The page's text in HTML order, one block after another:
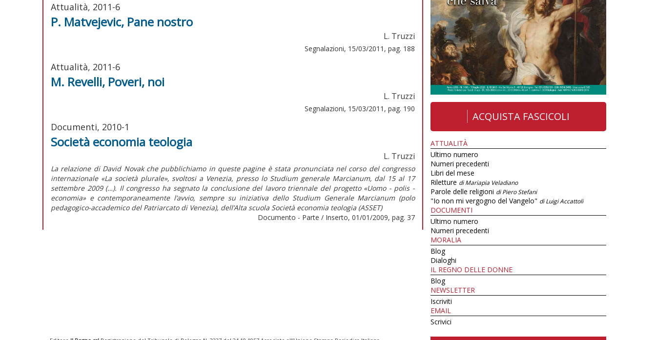
Attualità, 2011-6
P. Matvejevic, Pane nostro
L. Truzzi
Segnalazioni, 15/03/2011, pag. 188
Attualità, 2011-6
M. Revelli, Poveri, noi
L. Truzzi
Segnalazioni, 15/03/2011, pag. 190
Documenti, 2010-1
Società economia teologia
L. Truzzi
La relazione di David Novak che pubblichiamo in queste pagine è stata pronunciata nel corso del congresso
internazionale «La società plurale», svoltosi a Venezia, presso lo Studium generale Marcianum, dal 15 al 17
settembre 2009 (…). Il congresso ha segnato la conclusione del lavoro triennale del progetto «Uomo - polis -
economia» e contemporaneamente l’avvio, sempre su iniziativa dello Studium Generale Marcianum (polo
pedagogico-accademico del Patriarcato di Venezia), dell’Alta scuola Società economia teologia (ASSET)
Documento - Parte / Inserto, 01/01/2009, pag. 37
ACQUISTA FASCICOLI
ATTUALITÀ
Ultimo numero
Numeri precedenti
Libri del mese
Riletture di Mariapia Veladiano
Parole delle religioni di Piero Stefani
"Io non mi vergogno del Vangelo" di Luigi Accattoli
DOCUMENTI
Ultimo numero
Numeri precedenti
MORALIA
Blog
Dialoghi
IL REGNO DELLE DONNE
Blog
NEWSLETTER
Iscriviti
EMAIL
Scrivici